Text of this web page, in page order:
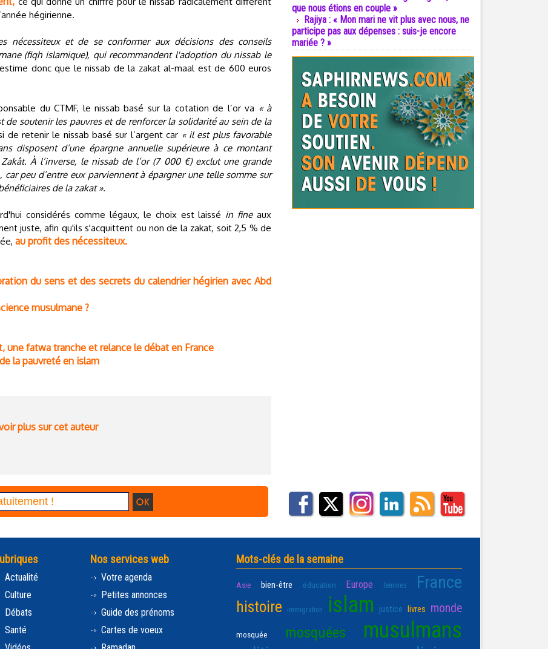
hégirienne.
nécessiteux et de se conformer aux décisions des conseils
(fiqh islamique), qui recommandent l'adoption du nissab le
donc que le nissab de la zakat al-maal est de 600 euros
du CTMF, le nissab basé sur la cotation de l’or va « à
de soutenir les pauvres et de renforcer la solidarité au sein de la
de retenir le nissab basé sur l’argent car « il est plus favorable
disposent d’une épargne annuelle supérieure à ce montant
À l’inverse, le nissab de l’or (7 000 €) exclut une grande
peu d’entre eux parviennent à épargner une telle somme sur
de la zakat ».
considérés comme légaux, le choix est laissé in fineaux
juste, afin qu'ils s'acquittent ou non de la zakat, soit 2,5 % de
au profit des nécessiteux.
du sens et des secrets du calendrier hégirien avec Abd
musulmane ?
une fatwa tranche et relance le débat en France
la pauvreté en islam
plus sur cet auteur
que nous étions en couple »
Rajiya : « Mon mari ne vit plus avec nous, ne
participe pas aux dépenses : suis-je encore
mariée ? »
Actualité
Culture
Débats
Santé
Nos services web
Votre agenda
Petites annonces
Guide des prénoms
Cartes de voeux
Mots-clés de la semaine
Asie bien-être éducation Europe femmes France
histoire immigration islam justice livres monde
mosquée mosquées musulmans